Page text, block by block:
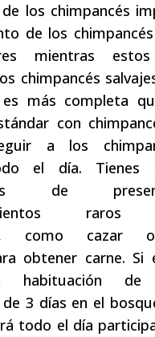
los chimpancés
de los
mientras
chimpancés
es más completa
con
a los
el día. Tienes
de
raros
como cazar
obtener carne. Si
habituación de
de 3 días en el
todo el día